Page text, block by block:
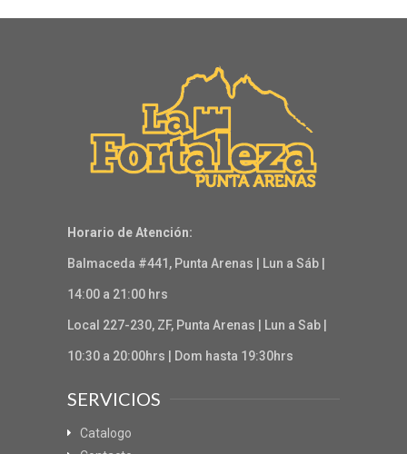
Horario de Atención:
Balmaceda #441, Punta Arenas | Lun a Sáb |
14:00 a 21:00 hrs
Local 227-230, ZF, Punta Arenas | Lun a Sab |
10:30 a 20:00hrs | Dom hasta 19:30hrs
SERVICIOS
Catalogo